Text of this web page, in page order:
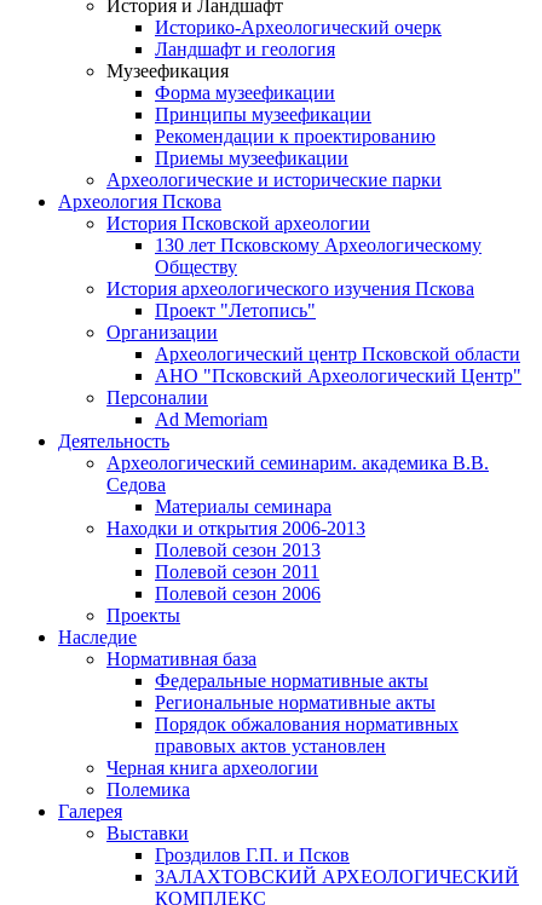
История и Ландшафт
Историко-Археологический очерк
Ландшафт и геология
Музеефикация
Форма музеефикации
Принципы музеефикации
Рекомендации к проектированию
Приемы музеефикации
Археологические и исторические парки
Археология Пскова
История Псковской археологии
130 лет Псковскому Археологическому
Обществу
История археологического изучения Пскова
Проект "Летопись"
Организации
Археологический центр Псковской области
АНО "Псковский Археологический Центр"
Персоналии
Ad Memoriam
Деятельность
Археологический семинарим. академика В.В.
Седова
Материалы семинара
Находки и открытия 2006-2013
Полевой сезон 2013
Полевой сезон 2011
Полевой сезон 2006
Проекты
Наследие
Нормативная база
Федеральные нормативные акты
Региональные нормативные акты
Порядок обжалования нормативных
правовых актов установлен
Черная книга археологии
Полемика
Галерея
Выставки
Гроздилов Г.П. и Псков
ЗАЛАХТОВСКИЙ АРХЕОЛОГИЧЕСКИЙ
КОМПЛЕКС